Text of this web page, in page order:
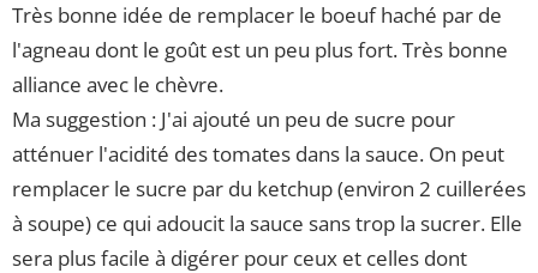
Très bonne idée de remplacer le boeuf haché par de
l'agneau dont le goût est un peu plus fort. Très bonne
alliance avec le chèvre.
Ma suggestion : J'ai ajouté un peu de sucre pour
atténuer l'acidité des tomates dans la sauce. On peut
remplacer le sucre par du ketchup (environ 2 cuillerées
à soupe) ce qui adoucit la sauce sans trop la sucrer. Elle
sera plus facile à digérer pour ceux et celles dont